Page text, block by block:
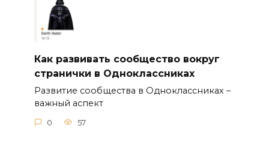
Как развивать сообщество вокруг
странички в Одноклассниках
Развитие сообщества в Одноклассниках –
важный аспект
0 57